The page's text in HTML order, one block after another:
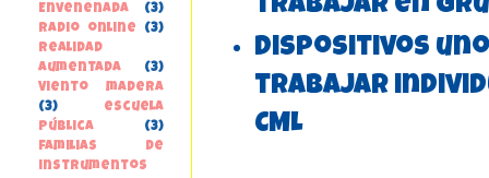
trabajar en
Dispositivos
trabajar
CML
Envenenada
(3)
Radio online
(3)
Realidad
Aumentada
(3)
Viento madera
(3)
escuela
pública
(3)
familias de
instrumentos